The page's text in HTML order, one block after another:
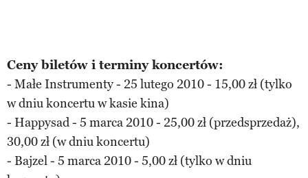
Ceny biletów i terminy koncertów:
- Małe Instrumenty - 25 lutego 2010 - 15,00 zł (tylko
w dniu koncertu w kasie kina)
- Happysad - 5 marca 2010 - 25,00 zł (przedsprzedaż),
30,00 zł (w dniu koncertu)
- Bajzel - 5 marca 2010 - 5,00 zł (tylko w dniu